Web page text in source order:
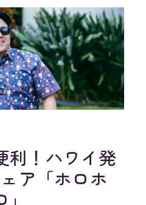
利！ハワイ発
ア「ホロホ
」